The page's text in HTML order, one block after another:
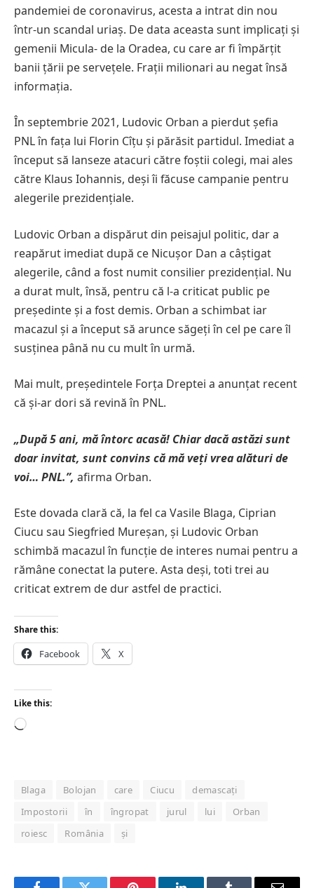
pandemiei de coronavirus, acesta a intrat din nou
într-un scandal uriaș. De data aceasta sunt implicați și
gemenii Micula- de la Oradea, cu care ar fi împărțit
banii țării pe servețele. Frații milionari au negat însă
informația.
În septembrie 2021, Ludovic Orban a pierdut șefia
PNL în fața lui Florin Cîțu și părăsit partidul. Imediat a
început să lanseze atacuri către foștii colegi, mai ales
către Klaus Iohannis, deși îi făcuse campanie pentru
alegerile prezidențiale.
Ludovic Orban a dispărut din peisajul politic, dar a
reapărut imediat după ce Nicușor Dan a câștigat
alegerile, când a fost numit consilier prezidențial. Nu
a durat mult, însă, pentru că l-a criticat public pe
președinte și a fost demis. Orban a schimbat iar
macazul și a început să arunce săgeți în cel pe care îl
susținea până nu cu mult în urmă.
Mai mult, președintele Forța Dreptei a anunțat recent
că și-ar dori să revină în PNL.
„După 5 ani, mă întorc acasă! Chiar dacă astăzi sunt
doar invitat, sunt convins că mă veți vrea alături de
voi… PNL.”, afirma Orban.
Este dovada clară că, la fel ca Vasile Blaga, Ciprian
Ciucu sau Siegfried Mureșan, și Ludovic Orban
schimbă macazul în funcție de interes numai pentru a
rămâne conectat la putere. Asta deși, toti trei au
criticat extrem de dur astfel de practici.
Share this:
Facebook X
Like this:
Loading…
Blaga Bolojan care Ciucu
demascați
Impostorii
în îngropat jurul lui
Orban
roiesc
România și